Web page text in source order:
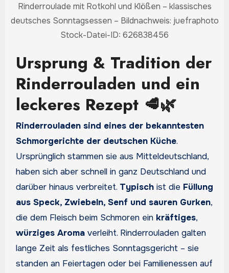
Rinderroulade mit Rotkohl und Klößen – klassisches
deutsches Sonntagsessen – Bildnachweis: juefraphoto
Stock-Datei-ID: 626838456
Ursprung & Tradition der
Rinderrouladen und ein
leckeres Rezept 🥩🌿
Rinderrouladen sind eines der bekanntesten
Schmorgerichte der deutschen Küche.
Ursprünglich stammen sie aus Mitteldeutschland,
haben sich aber schnell in ganz Deutschland und
darüber hinaus verbreitet. Typischist die Füllung
aus Speck, Zwiebeln, Senf und sauren Gurken,
die dem Fleisch beim Schmoren ein kräftiges,
würziges Aromaverleiht. Rinderrouladen galten
lange Zeit als festliches Sonntagsgericht – sie
standen an Feiertagen oder bei Familienessen auf